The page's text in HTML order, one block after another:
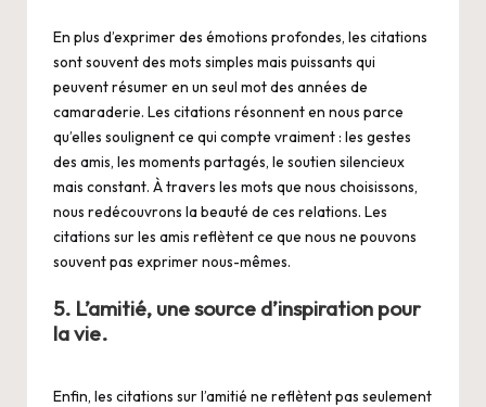
En plus d’exprimer des émotions profondes, les citations
sont souvent des mots simples mais puissants qui
peuvent résumer en un seul mot des années de
camaraderie. Les citations résonnent en nous parce
qu’elles soulignent ce qui compte vraiment : les gestes
des amis, les moments partagés, le soutien silencieux
mais constant. À travers les mots que nous choisissons,
nous redécouvrons la beauté de ces relations. Les
citations sur les amis reflètent ce que nous ne pouvons
souvent pas exprimer nous-mêmes.
5. L’amitié, une source d’inspiration pour
la vie.
Enfin, les citations sur l’amitié ne reflètent pas seulement